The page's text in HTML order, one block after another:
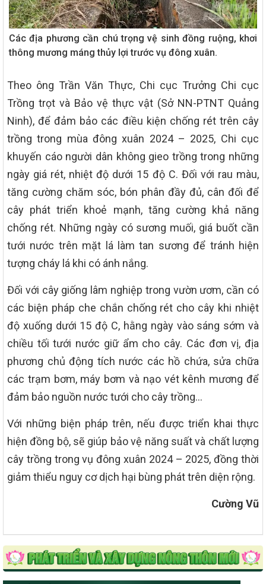
Các địa phương cần chú trọng vệ sinh đồng ruộng, khơi
thông mương máng thủy lợi trước vụ đông xuân.
Theo ông Trần Văn Thực, Chi cục Trưởng Chi cục
Trồng trọt và Bảo vệ thực vật (Sở NN-PTNT Quảng
Ninh), để đảm bảo các điều kiện chống rét trên cây
trồng trong mùa đông xuân 2024 – 2025, Chi cục
khuyến cáo người dân không gieo trồng trong những
ngày giá rét, nhiệt độ dưới 15 độ C. Đối với rau màu,
tăng cường chăm sóc, bón phân đầy đủ, cân đối để
cây phát triển khoẻ mạnh, tăng cường khả năng
chống rét. Những ngày có sương muối, giá buốt cần
tưới nước trên mặt lá làm tan sương để tránh hiện
tượng cháy lá khi có ánh nắng.
Đối với cây giống lâm nghiệp trong vườn ươm, cần có
các biện pháp che chắn chống rét cho cây khi nhiệt
độ xuống dưới 15 độ C, hằng ngày vào sáng sớm và
chiều tối tưới nước giữ ẩm cho cây. Các đơn vị, địa
phương chủ động tích nước các hồ chứa, sửa chữa
các trạm bơm, máy bơm và nạo vét kênh mương để
đảm bảo nguồn nước tưới cho cây trồng…
Với những biện pháp trên, nếu được triển khai thực
hiện đồng bộ, sẽ giúp bảo vệ năng suất và chất lượng
cây trồng trong vụ đông xuân 2024 – 2025, đồng thời
giảm thiểu nguy cơ dịch hại bùng phát trên diện rộng.
Cường Vũ